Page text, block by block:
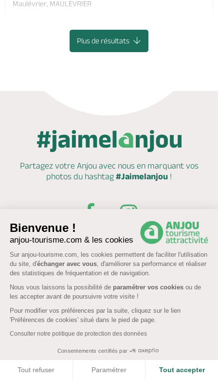
Bienvenue !
anjou-tourisme.com & les cookies
Sur anjou-tourisme.com, les cookies permettent de faciliter l'utilisation
du site, d'échanger avec vous, d'améliorer sa performance et réaliser
des statistiques de fréquentation et de navigation.
Nous vous laissons la possibilité de paramétrer vos cookies ou de
les accepter avant de poursuivre votre visite !
Pour modifier vos préférences par la suite, cliquez sur le lien
'Préférences de cookies' situé dans le pied de page.
Consulter notre politique de protection des données
Consentements certifiés par
Tout refuser Paramétrer Tout accepter
Maulévrier, MAULEVRIER
Plus de résultats
Partagez votre Anjou avec nous en marquantvos
photos du hashtag #Jaimelanjou !
Brochures & Cartes Offices de tourisme Comment venir ?
Ecrivez-nous
FR EN